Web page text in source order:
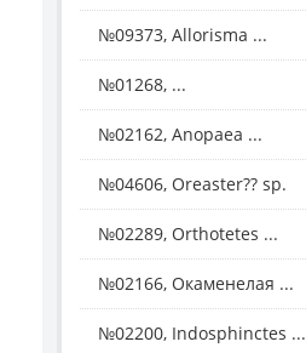
№09373, Allorisma ...
№01268, ...
№02162, Anopaea ...
№04606, Oreaster?? sp.
№02289, Orthotetes ...
№02166, Окаменелая ...
№02200, Indosphinctes ...